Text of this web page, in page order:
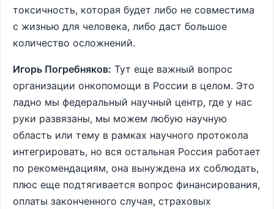
токсичность, которая будет либо не совместима
с жизнью для человека, либо даст большое
количество осложнений.
Игорь Погребняков: Тут еще важный вопрос
организации онкопомощи в России в целом. Это
ладно мы федеральный научный центр, где у нас
руки развязаны, мы можем любую научную
область или тему в рамках научного протокола
интегрировать, но вся остальная Россия работает
по рекомендациям, она вынуждена их соблюдать,
плюс еще подтягивается вопрос финансирования,
оплаты законченного случая, страховых